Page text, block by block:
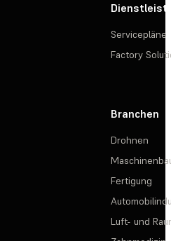
Servicepläne
Factory
Branchen
Drohnen
Fertigung
Luft- und